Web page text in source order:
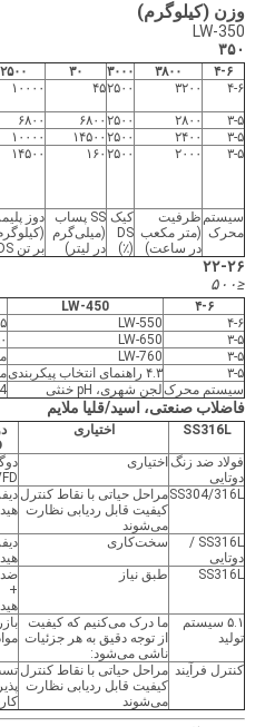
وزن (کیلوگرم)
LW-350
۳۵۰
۴-۶ ۳۸۰۰ ۳۰۰۰ ۳۰ ۲۵۰۰
۴-۶
۳۲۰۰ ۲۵۰۰۴۵ ۱۰۰۰۰
۳-۵
۲۸۰۰ ۲۵۰۰ ۶۸۰۰ ۶۸۰۰
۳-۵
۲۴۰۰ ۲۵۰۰ ۱۴۵۰۰ ۱۰۰۰۰
۳-۵
۲۰۰۰ ۲۵۰۰ ۱۶۰ ۱۴۵۰۰
سیستم
محرک
ظرفیت
(متر مکعب
در ساعت)
کیک
DS
(٪)
SS پساب
(میلی‌گرم
در لیتر)
دوز
بر تن DS)
۲۲-۲۶
≤۵۰۰
۴-۶ LW-450
۴-۶
LW-550
۳-۵
LW-650
۳-۵
LW-760
۳-۵
۴.۳ راهنمای انتخاب پیکربندی
سیستم محرکلجن شهری، pH خنثی
فاضلاب صنعتی، اسید/قلیا ملایم
SS316L اختیاری
فولاد ضد زنگ
دوتایی
اختیاری
SS304/316Lمراحل حیاتی با نقاط کنترل
کیفیت قابل ردیابی نظارت
می‌شوند
SS316L /
دوتایی
سخت‌کاری
SS316L طبق نیاز
ضد
+
۵.۱ سیستم
تولید
ما درک می‌کنیم که کیفیت
از توجه دقیق به هر جزئیات
ناشی می‌شود:
کنترل فرآیند مراحل حیاتی با نقاط کنترل
کیفیت قابل ردیابی نظارت
می‌شوند